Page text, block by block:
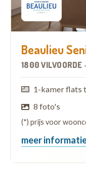
Beaulieu
1800 VILVOORDE
1-kamer flats
8 foto's
(*) prijs voor
meer